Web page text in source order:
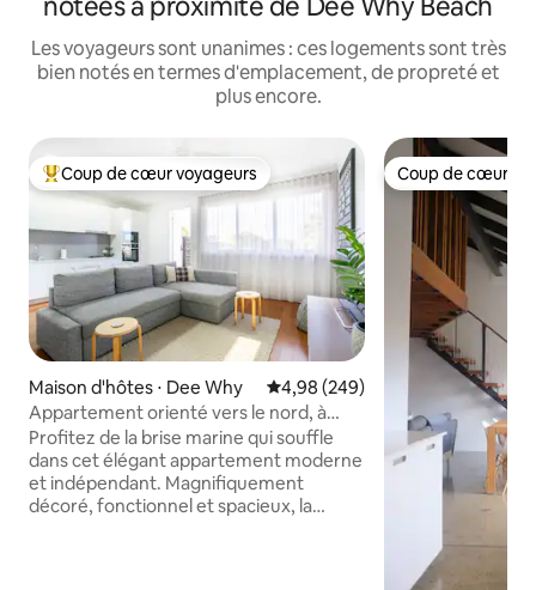
Les voyageurs sont unanimes : ces logements sont très
bien notés en termes d'emplacement, de propreté et
plus encore.
Coups de cœur voyageurs les plus appréciés
Coup de cœur voyageurs
Maison d'hôtes ⋅ Dee Why Évaluation moyenne sur la
4,98 (249)
Appartement orienté vers le nord, à
quelques pas de la plage et des cafés
Profitez de la brise marine qui souffle
dans cet élégant appartement moderne
et indépendant. Magnifiquement
décoré, fonctionnel et spacieux, la
Coup de cœur
Coup de cœur